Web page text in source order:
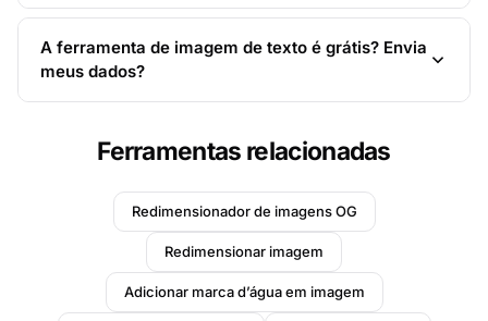
A ferramenta de imagem de texto é grátis? Envia
meus dados?
Ferramentas relacionadas
Redimensionador de imagens OG
Redimensionar imagem
Adicionar marca d’água em imagem